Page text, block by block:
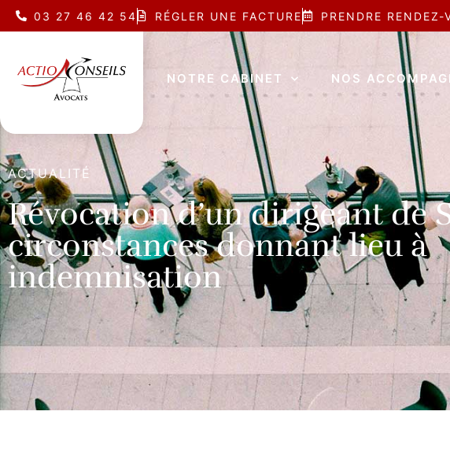
03 27 46 42 54 RÉGLER UNE FACTURE PRENDRE RENDEZ-
NOTRE CABINET NOS
ACTUALITÉ
Révocation d’un dirigeant de
circonstances donnant lieu à
indemnisation